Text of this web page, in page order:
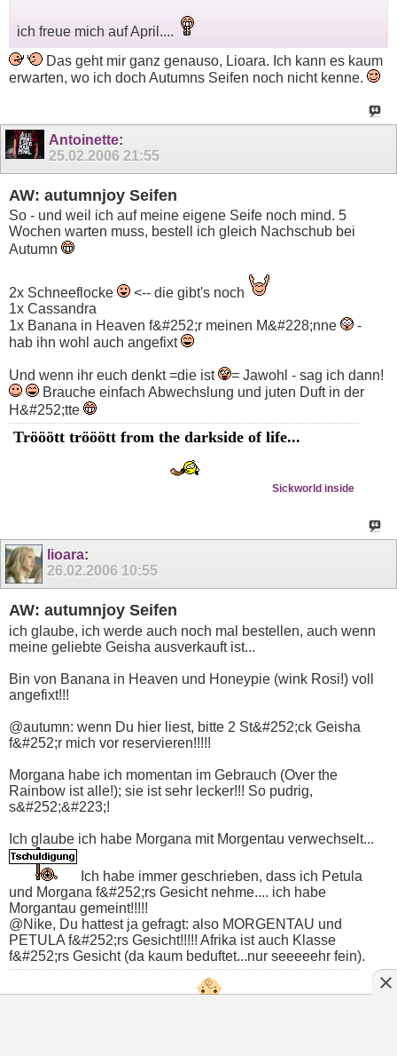
ich freue mich auf April....
Das geht mir ganz genauso, Lioara. Ich kann es kaum
erwarten, wo ich doch Autumns Seifen noch nicht kenne.
Antoinette:
25.02.2006 21:55
AW: autumnjoy Seifen
So - und weil ich auf meine eigene Seife noch mind. 5
Wochen warten muss, bestell ich gleich Nachschub bei
Autumn
2x Schneeflocke
<-- die gibt's noch
1x Cassandra
1x Banana in Heaven f&#252;r meinen M&#228;nne
-
hab ihn wohl auch angefixt
Und wenn ihr euch denkt =die ist
= Jawohl - sag ich dann!
Brauche einfach Abwechslung und juten Duft in der
H&#252;tte
Trööött trööött from the darkside of life...
Sickworld inside
lioara:
26.02.2006 10:55
AW: autumnjoy Seifen
ich glaube, ich werde auch noch mal bestellen, auch wenn
meine geliebte Geisha ausverkauft ist...
Bin von Banana in Heaven und Honeypie (wink Rosi!) voll
angefixt!!!
@autumn: wenn Du hier liest, bitte 2 St&#252;ck Geisha
f&#252;r mich vor reservieren!!!!!
Morgana habe ich momentan im Gebrauch (Over the
Rainbow ist alle!); sie ist sehr lecker!!! So pudrig,
s&#252;&#223;!
Ich glaube ich habe Morgana mit Morgentau verwechselt...
Ich habe immer geschrieben, dass ich Petula
und Morgana f&#252;rs Gesicht nehme.... ich habe
Morgantau gemeint!!!!!
@Nike, Du hattest ja gefragt: also MORGENTAU und
PETULA f&#252;rs Gesicht!!!!! Afrika ist auch Klasse
f&#252;rs Gesicht (da kaum beduftet...nur seeeeehr fein).